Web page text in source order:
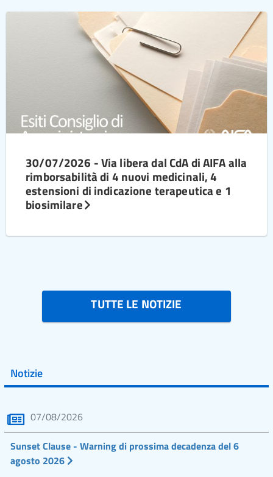
30/07/2026 - Via libera dal CdA di AIFA alla
rimborsabilità di 4 nuovi medicinali, 4
estensioni di indicazione terapeutica e 1
biosimilare
TUTTE LE NOTIZIE
Notizie
07/08/2026
Sunset Clause - Warning di prossima decadenza del 6
agosto 2026